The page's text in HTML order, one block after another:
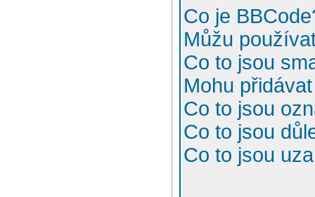
Co je
Můžu
Co to jsou
Mohu
Co to jsou
Co to jsou
Co to jsou